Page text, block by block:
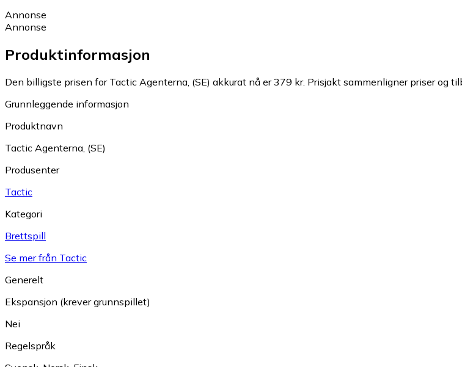
Annonse
Annonse
Produktinformasjon
Den billigste prisen for Tactic Agenterna, (SE) akkurat nå er 379 kr. Prisjakt sammenligner priser og
Grunnleggende informasjon
Produktnavn
Tactic Agenterna, (SE)
Produsenter
Tactic
Kategori
Brettspill
Se mer från Tactic
Generelt
Ekspansjon (krever grunnspillet)
Nei
Regelspråk